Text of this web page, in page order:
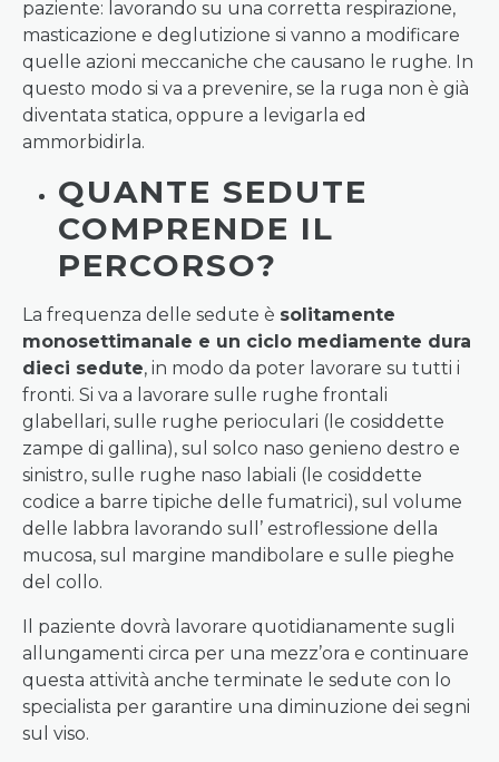
paziente: lavorando su una corretta respirazione,
masticazione e deglutizione si vanno a modificare
quelle azioni meccaniche che causano le rughe. In
questo modo si va a prevenire, se la ruga non è già
diventata statica, oppure a levigarla ed
ammorbidirla.
QUANTE SEDUTE
COMPRENDE IL
PERCORSO?
La frequenza delle sedute è solitamente
monosettimanale e un ciclo mediamente dura
dieci sedute, in modo da poter lavorare su tutti i
fronti. Si va a lavorare sulle rughe frontali
glabellari, sulle rughe perioculari (le cosiddette
zampe di gallina), sul solco naso genieno destro e
sinistro, sulle rughe naso labiali (le cosiddette
codice a barre tipiche delle fumatrici), sul volume
delle labbra lavorando sull’ estroflessione della
mucosa, sul margine mandibolare e sulle pieghe
del collo.
Il paziente dovrà lavorare quotidianamente sugli
allungamenti circa per una mezz’ora e continuare
questa attività anche terminate le sedute con lo
specialista per garantire una diminuzione dei segni
sul viso.